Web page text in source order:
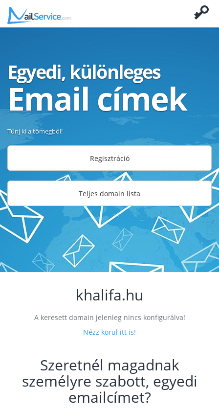
Egyedi, különleges
Email címek
Tűnj ki a tömegből!
Regisztráció
Teljes domain lista
khalifa.hu
A keresett domain jelenleg nincs konfigurálva!
Nézz körül itt is!
Szeretnél magadnak
személyre szabott, egyedi
emailcímet?